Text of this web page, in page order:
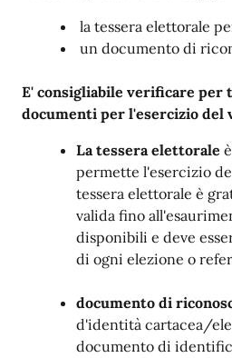
la tessera elettorale
un documento di
E' consigliabile verificare per
documenti per l'esercizio del
La tessera elettorale
permette l'esercizio
tessera elettorale è
valida fino
disponibili e deve
di ogni elezione o
documento di
d'identità cartacea/
documento di